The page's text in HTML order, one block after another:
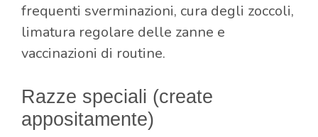
frequenti sverminazioni, cura degli zoccoli,
limatura regolare delle zanne e
vaccinazioni di routine.
Razze speciali (create
appositamente)